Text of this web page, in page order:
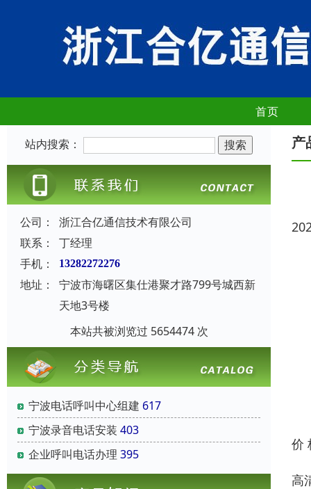
首页
站内搜索：
公司：
浙江合亿通信技术有限公司
联系：
丁经理
手机：
13282272276
地址：
宁波市海曙区集仕港聚才路799号城西新
天地3号楼
本站共被浏览过 5654474 次
宁波电话呼叫中心组建 617
宁波录音电话安装 403
企业呼叫电话办理 395
产
价
高